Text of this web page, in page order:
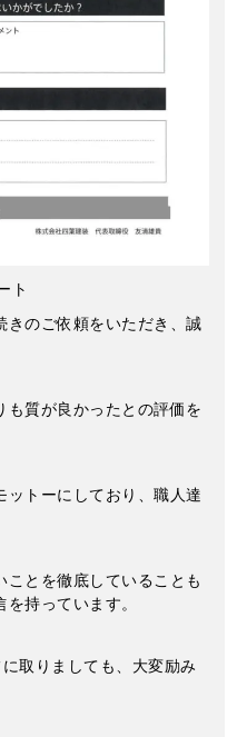
ト
きのご依頼をいただき、誠
質が良かったとの評価を
トーにしており、職人達
ことを徹底していることも
持っています。
取りましても、大変励み